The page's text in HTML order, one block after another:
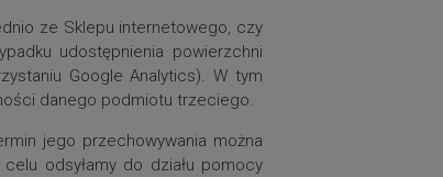
ze Sklepu internetowego, czy
udostępnienia powierzchni
Google Analytics). W tym
danego podmiotu trzeciego.
jego przechowywania można
odsyłamy do działu pomocy